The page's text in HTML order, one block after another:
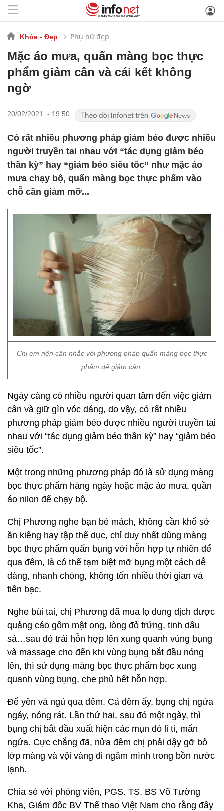
Khỏe - Đẹp Phụ nữ đẹp
Mặc áo mưa, quấn màng bọc thực
phẩm giảm cân và cái kết không
ngờ
20/02/2021 - 19:50
Có rất nhiều phương pháp giảm béo được nhiều
người truyền tai nhau với “tác dụng giảm béo
thần kỳ” hay “giảm béo siêu tốc” như mặc áo
mưa chạy bộ, quấn màng bọc thực phẩm vào
chỗ cần giảm mỡ...
Chị em nên cân nhắc với phương pháp quấn màng bọc thực
phẩm để giảm cân
Ngày càng có nhiều người quan tâm đến việc giảm
cân và giữ gìn vóc dáng, do vậy, có rất nhiều
phương pháp giảm béo được nhiều người truyền tai
nhau với “tác dụng giảm béo thần kỳ” hay “giảm béo
siêu tốc”.
Một trong những phương pháp đó là sử dụng màng
bọc thực phẩm hàng ngày hoặc mặc áo mưa, quần
áo nilon để chạy bộ.
Chị Phương nghe bạn bè mách, không cần khổ sở
ăn kiêng hay tập thể dục, chỉ duy nhất dùng màng
bọc thực phẩm quấn bụng với hỗn hợp tự nhiên để
qua đêm, là có thể tạm biệt mỡ bụng một cách dễ
dàng, nhanh chóng, không tốn nhiều thời gian và
tiền bạc.
Nghe bùi tai, chị Phương đã mua lọ dung dịch được
quảng cáo gồm mật ong, lòng đỏ trứng, tinh dầu
sả…sau đó trải hỗn hợp lên xung quanh vùng bụng
và massage cho đến khi vùng bụng bắt đầu nóng
lên, thì sử dụng màng bọc thực phẩm bọc xung
quanh vùng bụng, che phủ hết hỗn hợp.
Để yên và ngủ qua đêm. Cả đêm ấy, bụng chị ngứa
ngáy, nóng rát. Lần thứ hai, sau đó một ngày, thì
bụng chị bắt đầu xuất hiện các mụn đỏ li ti, mẩn
ngứa. Cực chẳng đã, nửa đêm chị phải dậy gỡ bỏ
lớp màng và vội vàng đi ngâm mình trong bồn nước
lạnh.
Chia sẻ với phóng viên, PGS. TS. BS Võ Tường
Kha, Giám đốc BV Thể thao Việt Nam cho rằng đây